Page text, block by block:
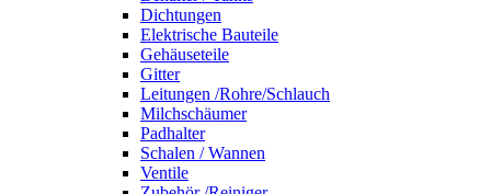
Dichtungen
Elektrische Bauteile
Gehäuseteile
Gitter
Leitungen /Rohre/Schlauch
Milchschäumer
Padhalter
Schalen / Wannen
Ventile